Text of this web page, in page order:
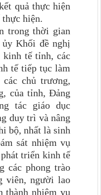
quả thực hiện
thực hiện.
trong thời gian
Khối đề nghị
tế tỉnh, các
tế tiếp tục làm
chủ trương,
của tỉnh, Đảng
tác giáo dục
duy trì và nâng
bộ, nhất là sinh
sát nhiệm vụ
triển kinh tế
các phong trào
viên, người lao
thành nhiệm vụ